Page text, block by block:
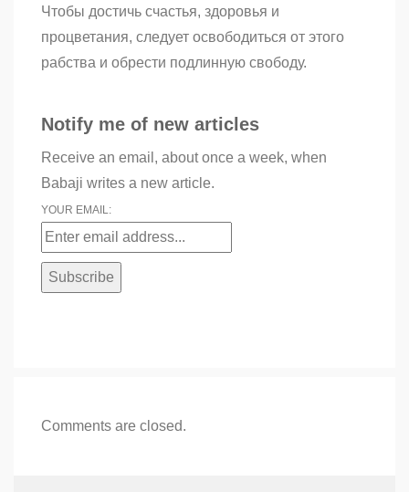
Чтобы достичь счастья, здоровья и
процветания, следует освободиться от этого
рабства и обрести подлинную свободу.
Notify me of new articles
Receive an email, about once a week, when
Babaji writes a new article.
YOUR EMAIL:
Comments are closed.